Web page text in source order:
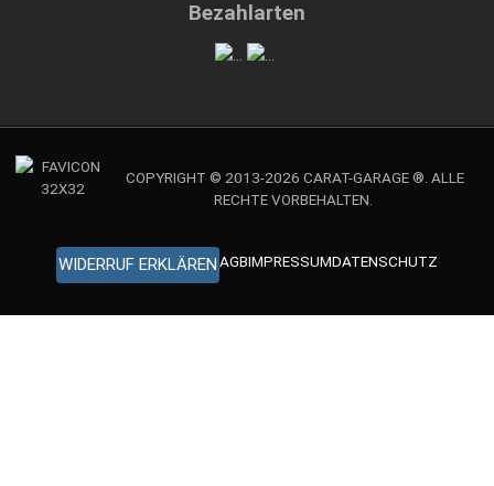
Bezahlarten
COPYRIGHT © 2013-2026 CARAT-GARAGE ®. ALLE
RECHTE VORBEHALTEN.
WIDERRUF ERKLÄREN AGBIMPRESSUMDATENSCHUTZ